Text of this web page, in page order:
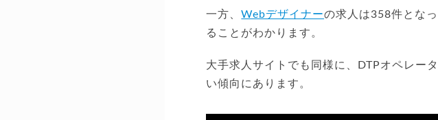
一方、Webデザイナーの求人は358件とな
ることがわかります。
大手求人サイトでも同様に、DTPオペレー
い傾向にあります。